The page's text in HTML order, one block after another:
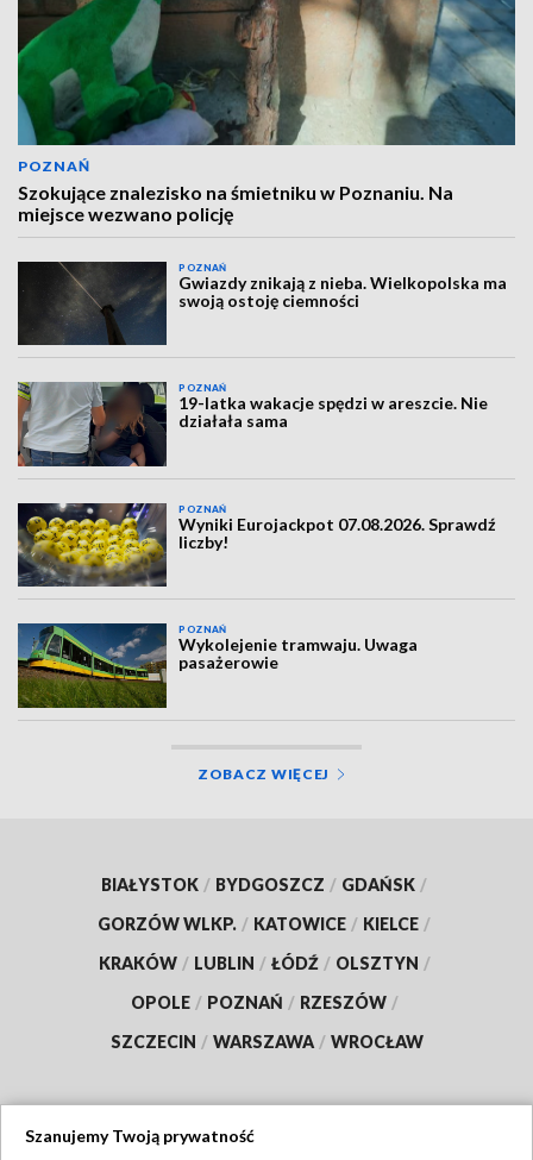
POZNAŃ
Szokujące znalezisko na śmietniku w Poznaniu. Na
miejsce wezwano policję
POZNAŃ
Gwiazdy znikają z nieba. Wielkopolska ma
swoją ostoję ciemności
POZNAŃ
19-latka wakacje spędzi w areszcie. Nie
działała sama
POZNAŃ
Wyniki Eurojackpot 07.08.2026. Sprawdź
liczby!
POZNAŃ
Wykolejenie tramwaju. Uwaga
pasażerowie
ZOBACZ WIĘCEJ
BIAŁYSTOK / BYDGOSZCZ / GDAŃSK /
GORZÓW WLKP. / KATOWICE / KIELCE /
KRAKÓW / LUBLIN / ŁÓDŹ / OLSZTYN /
OPOLE / POZNAŃ / RZESZÓW /
SZCZECIN / WARSZAWA / WROCŁAW
Szanujemy Twoją prywatność